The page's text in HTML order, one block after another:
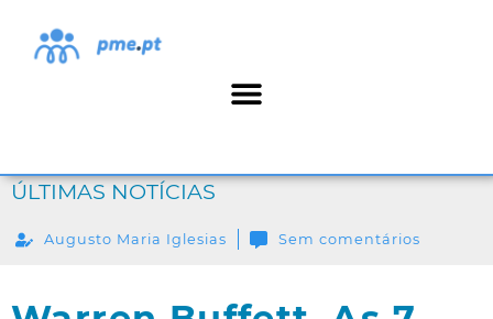
ÚLTIMAS NOTÍCIAS
Augusto Maria Iglesias Sem comentários